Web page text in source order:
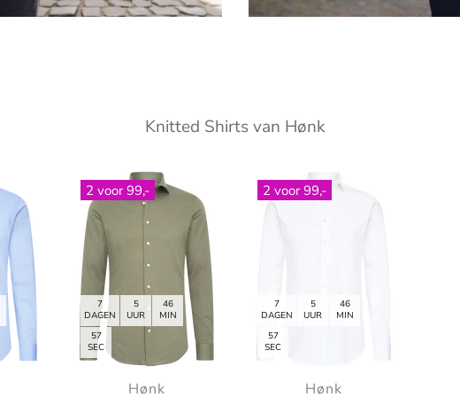
Knitted Shirts van Hønk
2 voor 99,-
7
DAGEN
5
UUR
46
MIN
54
SEC
Hønk
2 voor 99,-
7
DAGEN
5
UUR
46
MIN
54
SEC
Hønk